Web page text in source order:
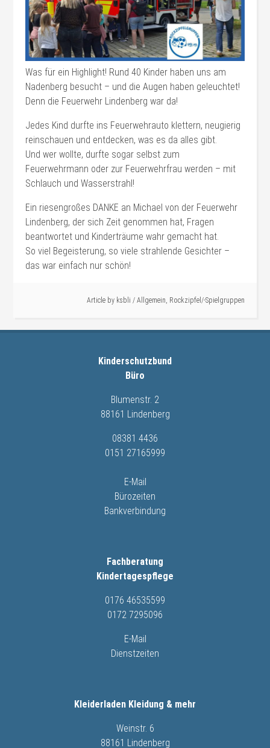
Was für ein Highlight! Rund 40 Kinder haben uns am
Nadenberg besucht – und die Augen haben geleuchtet!
Denn die Feuerwehr Lindenberg war da!
Jedes Kind durfte ins Feuerwehrauto klettern, neugierig
reinschauen und entdecken, was es da alles gibt.
Und wer wollte, durfte sogar selbst zum
Feuerwehrmann oder zur Feuerwehrfrau werden – mit
Schlauch und Wasserstrahl!
Ein riesengroßes DANKE an Michael von der Feuerwehr
Lindenberg, der sich Zeit genommen hat, Fragen
beantwortet und Kinderträume wahr gemacht hat.
So viel Begeisterung, so viele strahlende Gesichter –
das war einfach nur schön!
Article by ksbli / Allgemein, Rockzipfel/-Spielgruppen
Kinderschutzbund
Büro
Blumenstr. 2
88161 Lindenberg
08381 4436
0151 27165999
E-Mail
Bürozeiten
Bankverbindung
Fachberatung
Kindertagespflege
0176 46535599
0172 7295096
E-Mail
Dienstzeiten
Kleiderladen Kleidung & mehr
Weinstr. 6
88161 Lindenberg